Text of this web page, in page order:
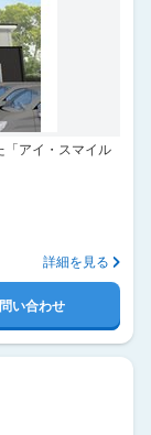
「アイ・スマイル
詳細を見る
い合わせ